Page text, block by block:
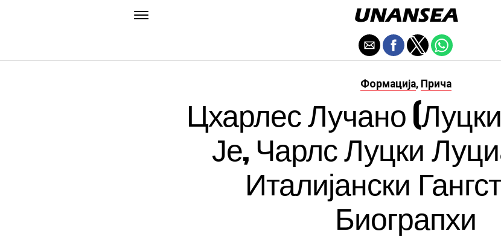
Формација, Прича
Цхарлес Лучано
Је, Чарлс Луцки
Италијански
Биограпхи